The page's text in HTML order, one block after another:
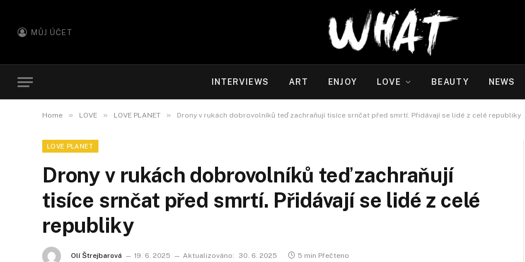
MŮJ ÚČET
INTERVIEWS ART ENJOY LOVE BEAUTY NEWS
Home » LOVE » LOVE PLANET » Drony v rukách dobrovolníků teď zachraňují tisíce srnčat před smrtí. Přidávají se lidé z celé republiky
LOVE PLANET
Drony v rukách dobrovolníků teď zachraňují
tisíce srnčat před smrtí. Přidávají se lidé z celé
republiky
Olí Štrejbarová 19. 6. 2025 Aktualizováno: 30. 6. 2025 5 min Přečteno